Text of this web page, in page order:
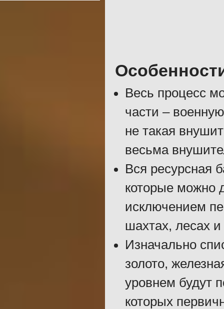
Весь процесс
части –
не такая
весьма
Вся ресурсная
которые можно
исключением
шахтах, лесах
Изначально
золото,
уровнем будут
которых